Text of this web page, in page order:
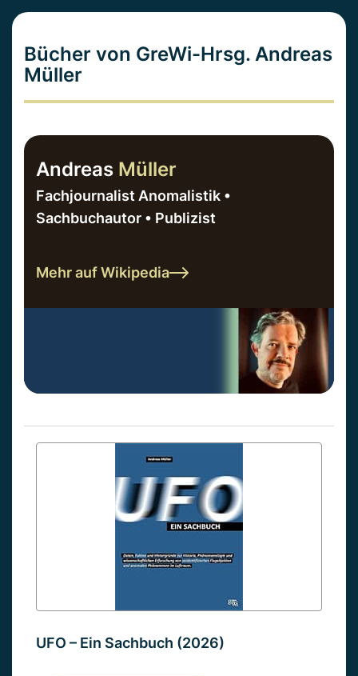
Bücher von GreWi-Hrsg. Andreas
Müller
Andreas Müller
Fachjournalist Anomalistik •
Sachbuchautor • Publizist
Mehr auf Wikipedia
UFO – Ein Sachbuch (2026)